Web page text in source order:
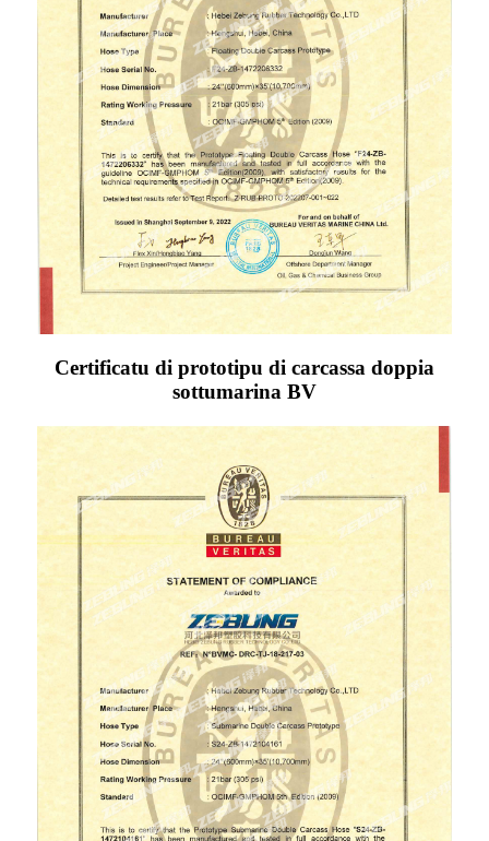
Certificatu di prototipu di carcassa doppia
sottumarina BV